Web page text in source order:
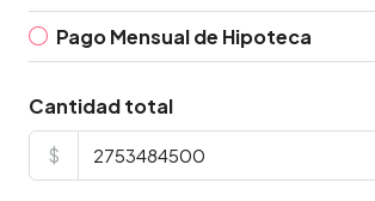
Pago Mensual de Hipoteca
Cantidad total
$